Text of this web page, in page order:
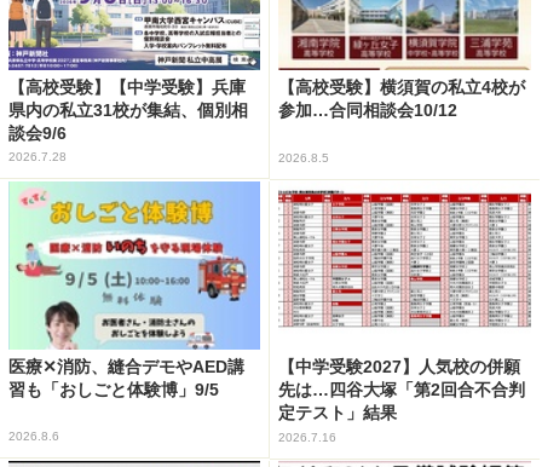
【高校受験】【中学受験】兵庫
県内の私立31校が集結、個別相
談会9/6
2026.7.28
【高校受験】横須賀の私立4校が
参加…合同相談会10/12
2026.8.5
医療✕消防、縫合デモやAED講
習も「おしごと体験博」9/5
2026.8.6
【中学受験2027】人気校の併願
先は…四谷大塚「第2回合不合判
定テスト」結果
2026.7.16